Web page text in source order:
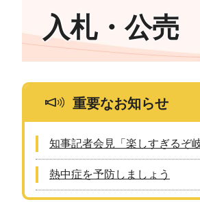
入札・公売
重要なお知らせ
知事記者会見「楽しすぎるぞ
熱中症を予防しましょう